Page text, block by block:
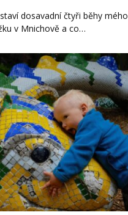
dosavadní čtyři běhy mého
v Mnichově a co…